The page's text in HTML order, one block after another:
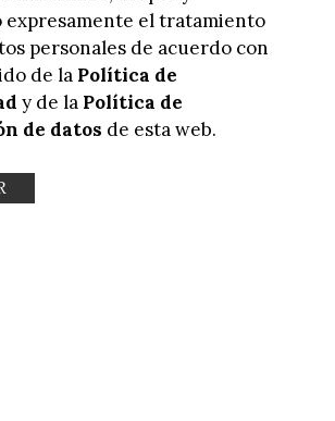
expresamente el tratamiento
personales de acuerdo con
de la Política de
y de la Política de
de datos de esta web.